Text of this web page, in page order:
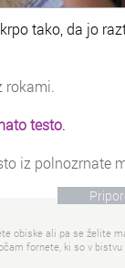
tako, da jo
rokami.
testo.
iz polnozrnate
obiske ali pa se želite
fornete, ki so v bistvu